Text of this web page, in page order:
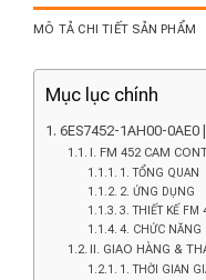
MÔ TẢ CHI TIẾT SẢN PHẨM
Mục lục chính
6ES7452-1AH00-0AE0
I. FM 452 CAM
1. TỔNG QUAN
2. ỨNG DỤNG
3. THIẾT KẾ FM
4. CHỨC NĂNG
II. GIAO HÀNG &
1. THỜI GIAN